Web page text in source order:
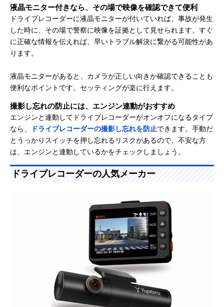
液晶モニター付きなら、その場で映像を確認できて便利
ドライブレコーダーに液晶モニターが付いていれば、事故が発生
した時に、その場で警察に映像を証拠として見せられます。すぐ
に正確な情報を伝えれば、早いトラブル解決に繋がる可能性があ
ります。
液晶モニターがあると、カメラが正しい向きか確認できることも
便利なポイントです。セッティングが楽に行えます。
撮影し忘れの防止には、エンジン連動がおすすめ
エンジンと連動してドライブレコーダーがオンオフになるタイプ
なら、
ドライブレコーダーの撮影し忘れを防止できます。手動だ
とうっかりスイッチを押し忘れるリスクがあるので、不安な方
は、エンジンと連動しているかをチェックしましょう。
ドライブレコーダーの人気メーカー